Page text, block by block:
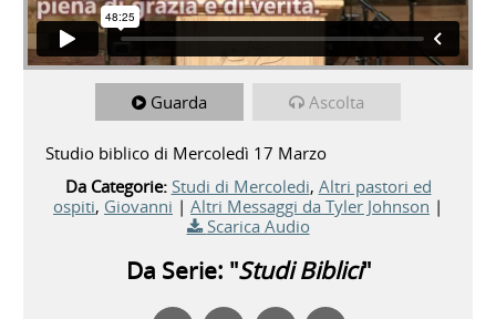
Guarda Ascolta
Studio biblico di Mercoledì 17 Marzo
Da Categorie: Studi di Mercoledi, Altri pastori ed
ospiti, Giovanni | Altri Messaggi da Tyler Johnson |
Scarica Audio
Da Serie: "Studi Biblici"